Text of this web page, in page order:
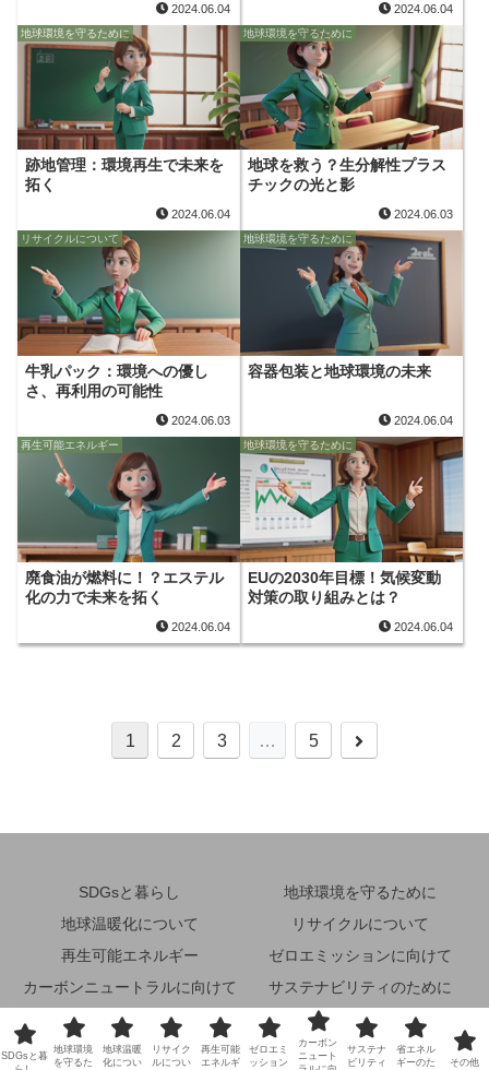
2024.06.04 2024.06.04
地球環境を守るために
跡地管理：環境再生で未来を
拓く
2024.06.04
地球環境を守るために
地球を救う？生分解性プラス
チックの光と影
2024.06.03
リサイクルについて
牛乳パック：環境への優し
さ、再利用の可能性
2024.06.03
地球環境を守るために
容器包装と地球環境の未来
2024.06.04
再生可能エネルギー
廃食油が燃料に！？エステル
化の力で未来を拓く
2024.06.04
地球環境を守るために
EUの2030年目標！気候変動
対策の取り組みとは？
2024.06.04
1 2 3 … 5
次
SDGsと暮らし
地球環境を守るために
地球温暖化について
リサイクルについて
再生可能エネルギー
ゼロエミッションに向けて
カーボンニュートラルに向けて
サステナビリティのために
省エネルギーのために
その他
© 2024 未来地球環境ナビ.
SDGsと暮
地球環境
を守るた
地球温暖
化につい
リサイク
ルについ
再生可能
エネルギ
ゼロエミ
ッション
カーボン
ニュート
サステナ
ビリティ
省エネル
ギーのた
その他